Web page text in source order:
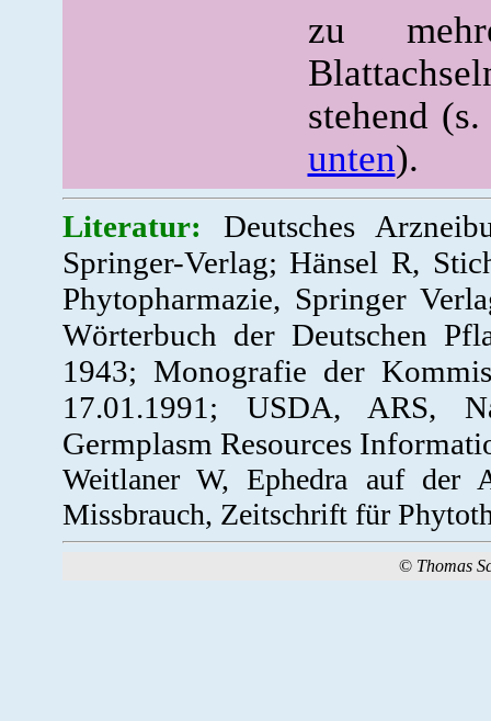
zu
stehend (s.
unten).
Literatur: Deutsches
Springer-Verlag; Hänsel R,
Phytopharmazie, Springer
Wörterbuch der Deutschen
1943; Monografie der
17.01.1991; USDA, ARS,
Germplasm Resources
Weitlaner W, Ephedra auf der
Missbrauch, Zeitschrift für
© Thomas